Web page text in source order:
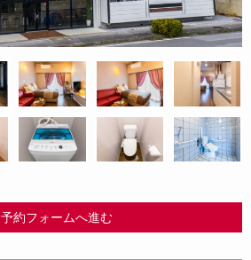
予約フォームへ進む